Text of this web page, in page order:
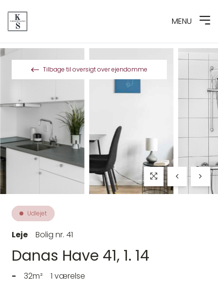
Spring til indhold
MENU
Tilbage til oversigt over ejendomme
Udlejet
Leje Bolig nr. 41
Danas Have 41, 1. 14
- 32m² 1 værelse